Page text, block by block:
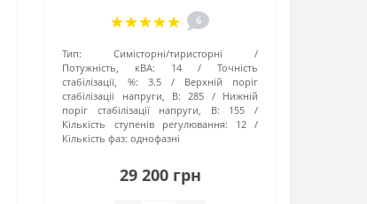
6
Тип:
Симісторні/тиристорні
Потужність, кВА:
14
Точність
стабілізації, %:
3.5
Верхній поріг
стабілізації напруги, В:
285
Нижній
поріг стабілізації напруги, В:
155
Кількість ступенів регулювання:
12
Кількість фаз: однофазні
29 200 грн